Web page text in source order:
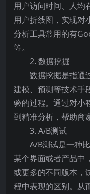
用户访问时间、人均
用户折线图，实现对
分析工具常用的有
等。
2. 数据挖掘
数据挖掘是指通
建模、预测等技术手
验的过程。通过对小
到精准分析，帮助商
3. A/B测试
A/B测试是一种
某个界面或者产品中
或更多的不同版本，
程中表现的区别。从